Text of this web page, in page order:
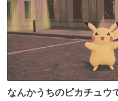
なんかうちのピカチュウ